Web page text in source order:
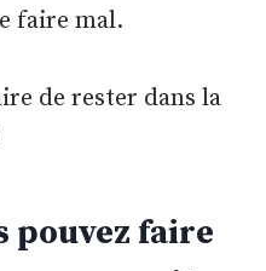
faire mal.
de rester dans la
pouvez faire